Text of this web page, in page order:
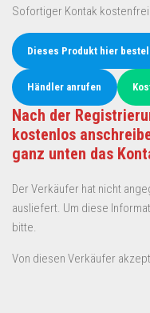
Sofortiger Kontak kostenfrei.
Dieses Produkt hier
Händler anrufen
Nach der
kostenlos
ganz unten das
Der Verkäufer hat nicht
ausliefert. Um diese
bitte.
Von diesen Verkäufer